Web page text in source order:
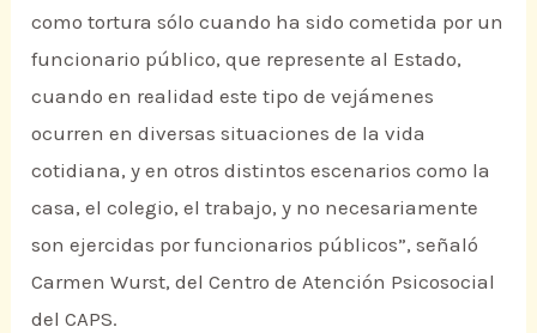
como tortura sólo cuando ha sido cometida por un
funcionario público, que represente al Estado,
cuando en realidad este tipo de vejámenes
ocurren en diversas situaciones de la vida
cotidiana, y en otros distintos escenarios como la
casa, el colegio, el trabajo, y no necesariamente
son ejercidas por funcionarios públicos”, señaló
Carmen Wurst, del Centro de Atención Psicosocial
del CAPS.